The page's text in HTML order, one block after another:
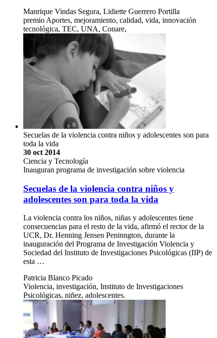
Manrique Vindas Segura, Lidiette Guerrero Portilla
premio Aportes, mejoramiento, calidad, vida, innovación
tecnológica, TEC, UNA, Conare,
Secuelas de la violencia contra niños y adolescentes son para
toda la vida
30 oct 2014
Ciencia y Tecnología
Inauguran programa de investigación sobre violencia
Secuelas de la violencia contra niños y
adolescentes son para toda la vida
La violencia contra los niños, niñas y adolescentes tiene
consecuencias para el resto de la vida, afirmó el rector de la
UCR, Dr. Henning Jensen Peninngton, durante la
inauguración del Programa de Investigación Violencia y
Sociedad del Instituto de Investigaciones Psicológicas (IIP) de
esta …
Patricia Blanco Picado
Violencia, investigación, Instituto de Investigaciones
Psicológicas, niñez, adolescentes.